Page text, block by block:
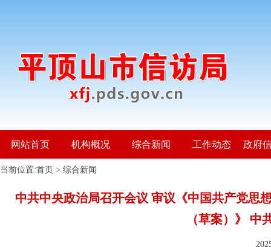
网站首页 机构概况 综合新闻 工作动态 政府
当前位置:首页 > 综合新闻
中共中央政治局召开会议 审议《中国共产党思
（草案）》 中